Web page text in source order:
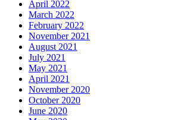
April 2022
March 2022
February 2022
November 2021
August 2021
July 2021
May 2021
April 2021
November 2020
October 2020
June 2020